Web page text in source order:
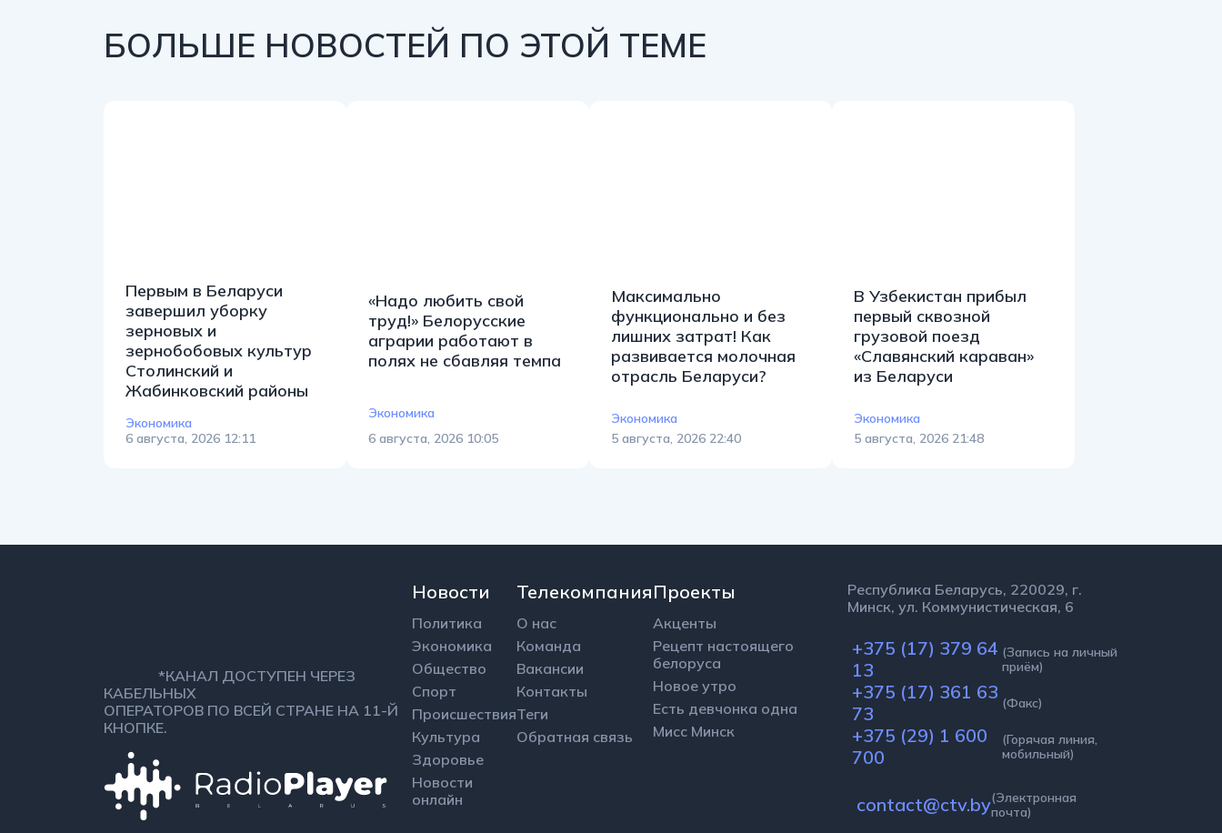
БОЛЬШЕ НОВОСТЕЙ ПО ЭТОЙ ТЕМЕ
Первым в Беларуси
завершил уборку
зерновых и
зернобобовых культур
Столинский и
Жабинковский районы
Экономика
6 августа, 2026 12:11
«Надо любить свой
труд!» Белорусские
аграрии работают в
полях не сбавляя темпа
Экономика
6 августа, 2026 10:05
Максимально
функционально и без
лишних затрат! Как
развивается молочная
отрасль Беларуси?
Экономика
5 августа, 2026 22:40
В Узбекистан прибыл
первый сквозной
грузовой поезд
«Славянский караван»
из Беларуси
Экономика
5 августа, 2026 21:48
*КАНАЛ ДОСТУПЕН ЧЕРЕЗ
КАБЕЛЬНЫХ
ОПЕРАТОРОВ ПО ВСЕЙ СТРАНЕ НА 11-Й
КНОПКЕ.
Новости
Политика
Экономика
Общество
Спорт
Происшествия
Культура
Здоровье
Новости
онлайн
Телекомпания
О нас
Команда
Вакансии
Контакты
Теги
Обратная связь
Проекты
Акценты
Рецепт настоящего
белоруса
Новое утро
Есть девчонка одна
Мисс Минск
Республика Беларусь, 220029, г.
Минск, ул. Коммунистическая, 6
+375 (17) 379 64
13
(Запись на личный
приём)
+375 (17) 361 63
73
(Факс)
+375 (29) 1 600
700
(Горячая линия,
мобильный)
contact@ctv.by(Электронная
почта)